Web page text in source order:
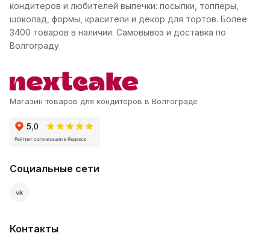
кондитеров и любителей выпечки: посыпки, топперы,
шоколад, формы, красители и декор для тортов. Более
3400 товаров в наличии. Самовывоз и доставка по
Волгограду.
Магазин товаров для кондитеров в Волгограде
Социальные сети
vk
Контакты